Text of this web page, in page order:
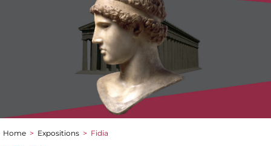
Home > Expositions > Fidia